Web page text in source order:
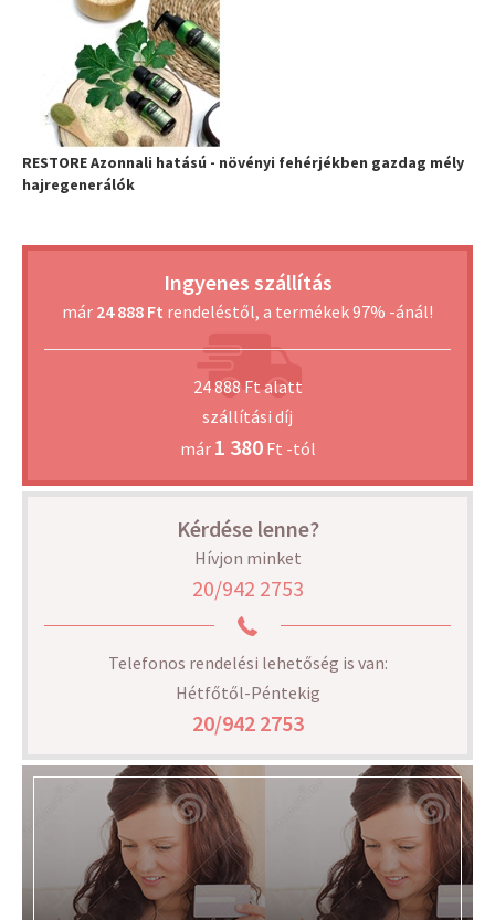
RESTORE Azonnali hatású - növényi fehérjékben gazdag mély
hajregenerálók
Ingyenes szállítás
már 24 888 Ft rendeléstől, a termékek 97% -ánál!
24 888 Ft alatt
szállítási díj
már 1 380Ft -tól
Kérdése lenne?
Hívjon minket
20/942 2753
Telefonos rendelési lehetőség is van:
Hétfőtől-Péntekig
20/942 2753